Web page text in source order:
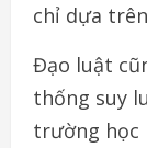
chỉ dựa
Đạo luật
thống suy
trường học